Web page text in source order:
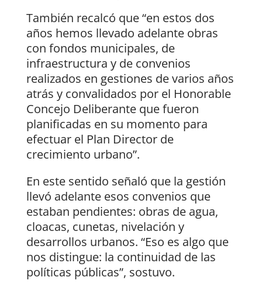
También recalcó que “en estos dos
años hemos llevado adelante obras
con fondos municipales, de
infraestructura y de convenios
realizados en gestiones de varios años
atrás y convalidados por el Honorable
Concejo Deliberante que fueron
planificadas en su momento para
efectuar el Plan Director de
crecimiento urbano”.
En este sentido señaló que la gestión
llevó adelante esos convenios que
estaban pendientes: obras de agua,
cloacas, cunetas, nivelación y
desarrollos urbanos. “Eso es algo que
nos distingue: la continuidad de las
políticas públicas”, sostuvo.